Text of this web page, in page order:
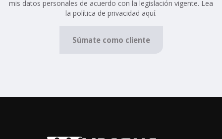
mis datos personales de acuerdo con la legislación vigente. Lea
la política de privacidad aquí.
Súmate como cliente